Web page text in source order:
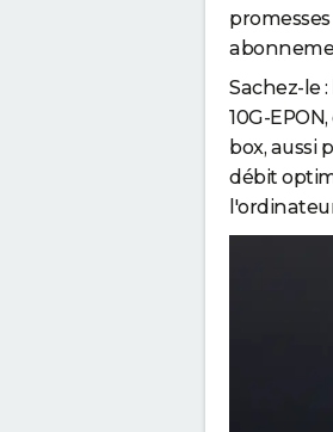
f
i
b
r
e
o
p
t
Sachez-le
10G-
box, aussi
débit